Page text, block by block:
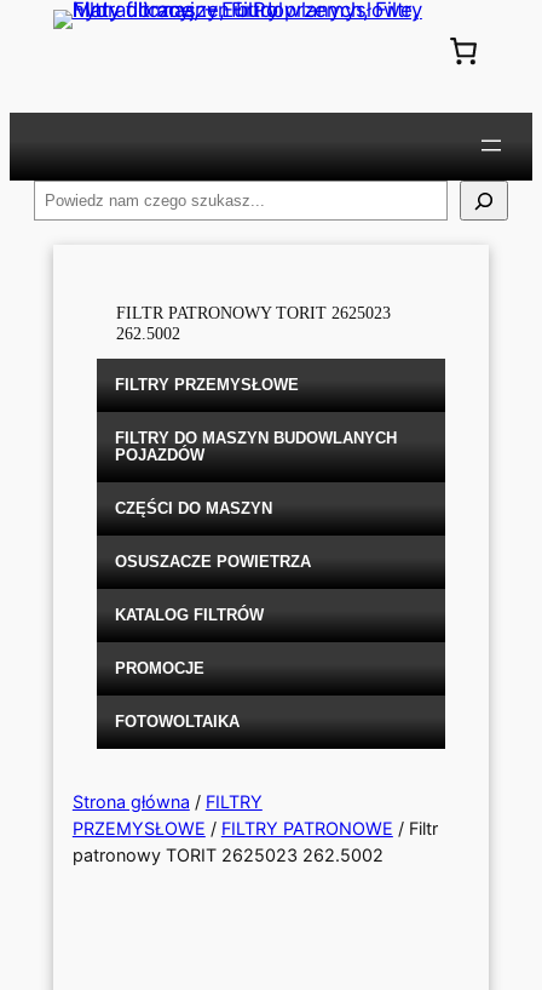
Przejdź
Szukaj
FILTR PATRONOWY TORIT 2625023
262.5002
FILTRY PRZEMYSŁOWE
FILTRY DO MASZYN BUDOWLANYCH
POJAZDÓW
CZĘŚCI DO MASZYN
OSUSZACZE POWIETRZA
KATALOG FILTRÓW
PROMOCJE
FOTOWOLTAIKA
Strona główna / FILTRY
PRZEMYSŁOWE / FILTRY PATRONOWE / Filtr
patronowy TORIT 2625023 262.5002